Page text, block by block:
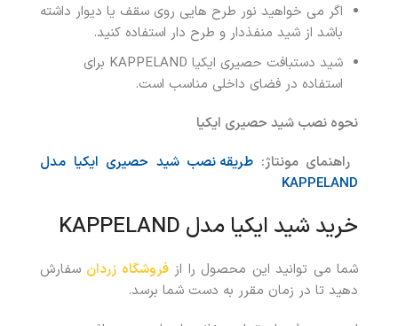
اگر می خواهید نور طرح هایی روی سقف یا دیوار داشته
باشد از شید منفذدار و طرح دار استفاده کنید.
شید دستبافت حصیری ایکیا KAPPELAND برای
استفاده در فضای داخلی مناسب است.
نحوه نصب شید حصیری ایکیا
راهنمای مونتاژ: طریقه نصب شید حصیری ایکیا مدل
KAPPELAND
خرید شید ایکیا مدل KAPPELAND
شما می توانید این محصول را ازفروشگاه زردان سفارش
دهید تا در زمان مقرر به دست شما برسد.